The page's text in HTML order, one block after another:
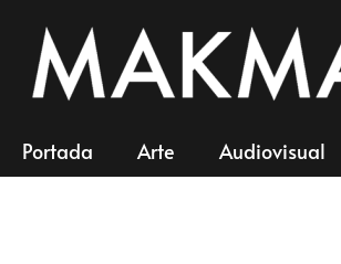
Portada Arte Audiovisual